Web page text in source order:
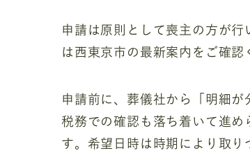
申請は原則として喪主の方が
は西東京市の最新案内をご確認
申請前に、葬儀社から「明細
税務での確認も落ち着いて進
す。希望日時は時期により取り